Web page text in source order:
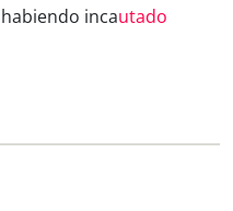
habiendo incautado